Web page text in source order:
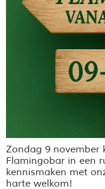
Zondag 9 november
Flamingobar in een
kennismaken met
harte welkom!